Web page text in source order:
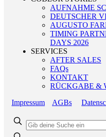
AUFNAHME
DEUTSCHER
AUGUSTO
TIMING
DAYS 2026
SERVICES
AFTER SALES
FAQs
KONTAKT
RÜCKGABE &
Impressum
AGBs